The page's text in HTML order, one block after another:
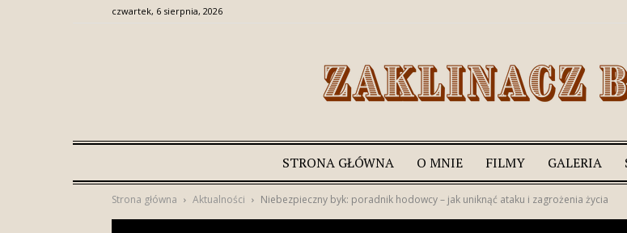
czwartek, 6 sierpnia, 2026
Romek
STRONA GŁÓWNA O MNIE FILMY GALERIA
Strona główna Aktualności Niebezpieczny byk: poradnik hodowcy – jak uniknąć ataku i zagrożenia życia